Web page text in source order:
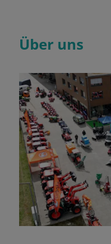
Über uns